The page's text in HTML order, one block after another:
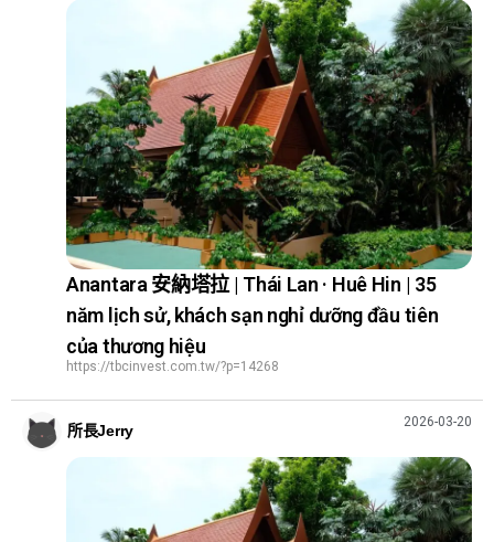
Anantara 安納塔拉 | Thái Lan · Huê Hin | 35
năm lịch sử, khách sạn nghỉ dưỡng đầu tiên
của thương hiệu
https://tbcinvest.com.tw/?p=14268
所長Jerry
2026-03-20